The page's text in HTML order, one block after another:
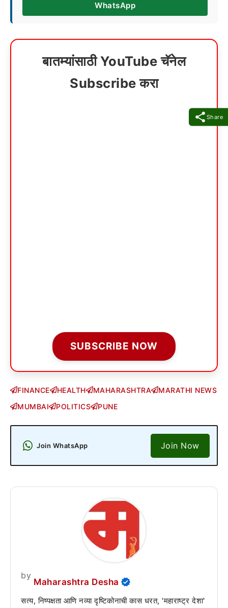
Share
WhatsApp
बातम्यांसाठी YouTube चॅनेल
Subscribe करा
SUBSCRIBE NOW
FINANCE HEALTH MAHARASHTRA
MARATHI NEWS
MUMBAI
POLITICS PUNE
Join WhatsApp Join Now
by
Maharashtra Desha
सत्य, निष्पक्षता आणि नव्या दृष्टिकोनाची कास धरत, 'महाराष्ट्र देशा'